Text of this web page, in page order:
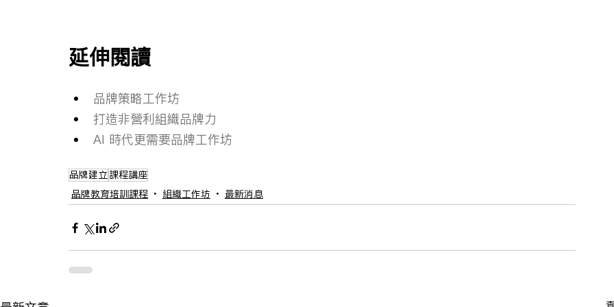
延伸閱讀
品牌策略工作坊
打造非營利組織品牌力
AI 時代更需要品牌工作坊
品牌建立課程講座
品牌教育培訓課程
組織工作坊 最新消息